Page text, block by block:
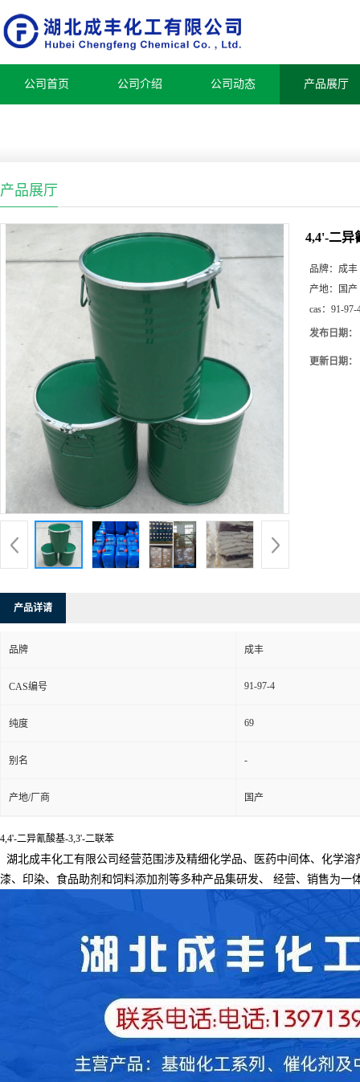
公司首页 公司介绍 公司动态 产品展厅
产品展厅
4,4'-二异
品牌： 成丰
产地：
国产
cas： 91-97-
发布日期：
更新日期：
产品详请
品牌 成丰
CAS编号 91-97-4
纯度 69
别名 -
产地/厂商 国产
4,4'-二异氰酸基-3,3'-二联苯
湖北成丰化工有限公司经营范围涉及精细化学品、医药中间体、化学
漆、印染、食品助剂和饲料添加剂等多种产品集研发、
经营、销售为一